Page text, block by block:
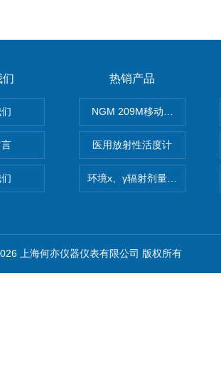
们 热销产品
NGM 209M移动式惰性气体
医用放射性活度计
环境x、γ辐射剂量率仪
上海何亦仪器仪表有限公司 版权所有